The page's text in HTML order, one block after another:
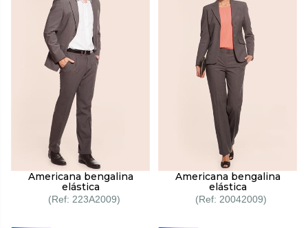
Americana bengalina
elástica
223A2009
Americana bengalina
elástica
20042009